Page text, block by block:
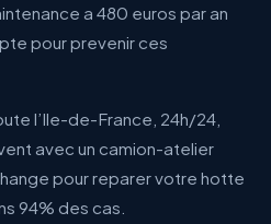
a 480 euros par an
pour prevenir ces
l’Ile-de-France, 24h/24,
avec un camion-atelier
pour reparer votre hotte
94% des cas.